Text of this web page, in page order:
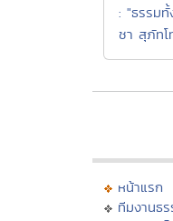
: "ธรรม
ชา สุภัทโ
หน้าแรก
ทีมงานธร